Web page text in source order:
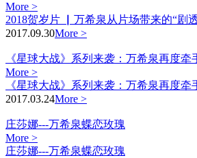
More >
2018贺岁片 ▏万希泉从片场带来的“剧
2017.09.30More >
《星球大战》系列来袭：万希泉再度牵
More >
《星球大战》系列来袭：万希泉再度牵
2017.03.24More >
庄莎娜---万希泉蝶恋玫瑰
More >
庄莎娜---万希泉蝶恋玫瑰